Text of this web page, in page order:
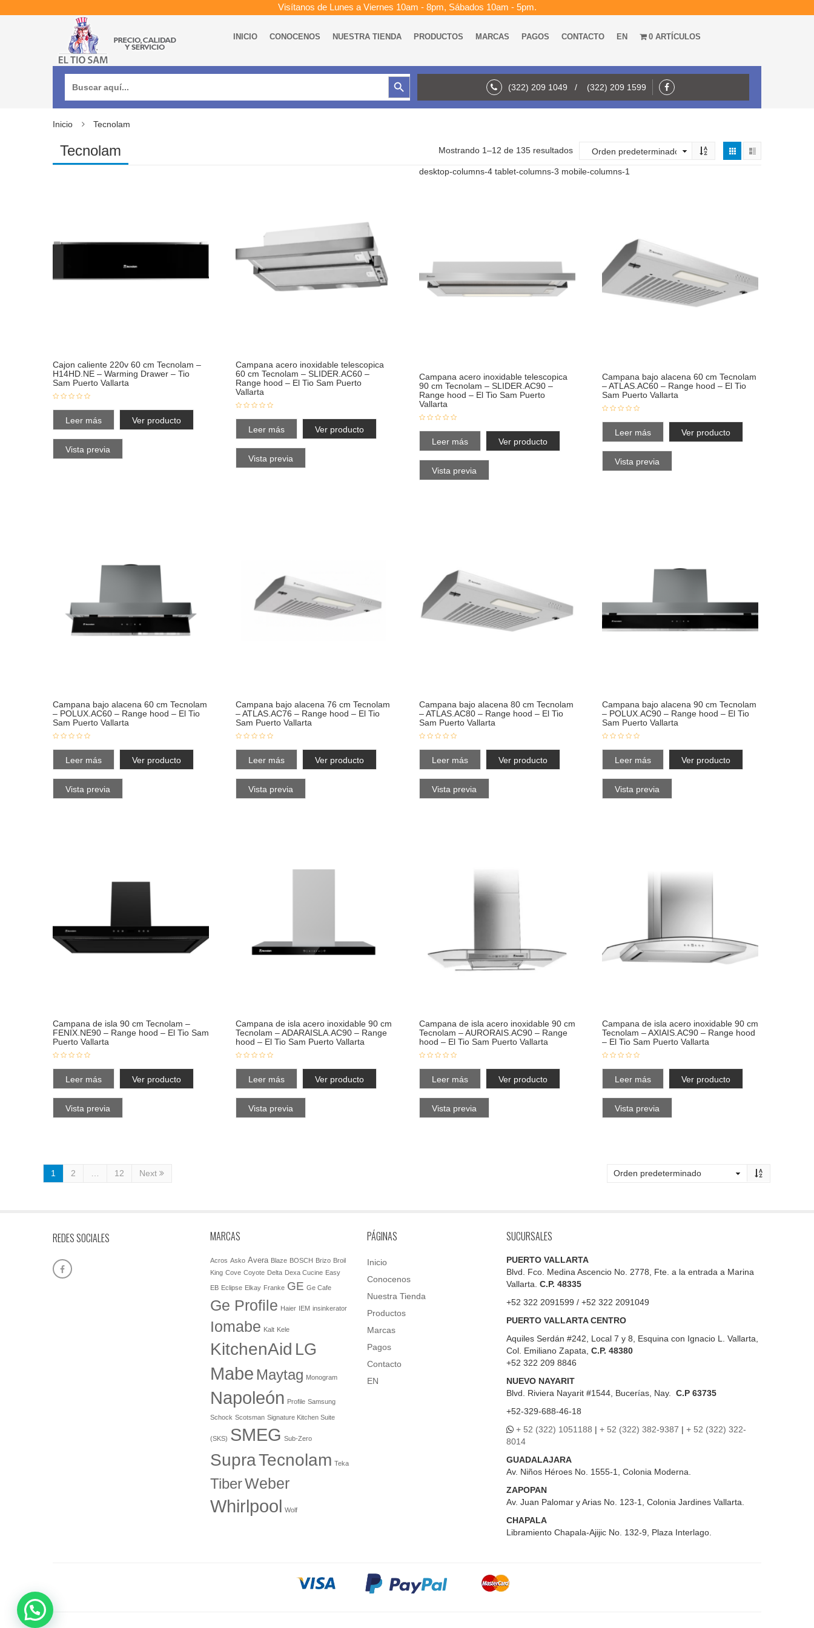
Visítanos de Lunes a Viernes 10am - 8pm, Sábados 10am - 5pm.
INICIO CONOCENOS NUESTRA TIENDA PRODUCTOS MARCAS PAGOS CONTACTO EN 0 ARTÍCULOS
Botón de búsqueda
(322) 209 1049 / (322) 209 1599
Inicio Tecnolam
Tecnolam Mostrando 1–12 de 135 resultados
desktop-columns-4 tablet-columns-3 mobile-columns-1
Cajon caliente 220v 60 cm Tecnolam –
H14HD.NE – Warming Drawer – Tio
Sam Puerto Vallarta
Leer más Ver producto
Vista previa
Campana acero inoxidable telescopica
60 cm Tecnolam – SLIDER.AC60 –
Range hood – El Tio Sam Puerto
Vallarta
Leer más Ver producto
Vista previa
Campana acero inoxidable telescopica
90 cm Tecnolam – SLIDER.AC90 –
Range hood – El Tio Sam Puerto
Vallarta
Leer más Ver producto
Vista previa
Campana bajo alacena 60 cm Tecnolam
– ATLAS.AC60 – Range hood – El Tio
Sam Puerto Vallarta
Leer más Ver producto
Vista previa
Campana bajo alacena 60 cm Tecnolam
– POLUX.AC60 – Range hood – El Tio
Sam Puerto Vallarta
Leer más Ver producto
Vista previa
Campana bajo alacena 76 cm Tecnolam
– ATLAS.AC76 – Range hood – El Tio
Sam Puerto Vallarta
Leer más Ver producto
Vista previa
Campana bajo alacena 80 cm Tecnolam
– ATLAS.AC80 – Range hood – El Tio
Sam Puerto Vallarta
Leer más Ver producto
Vista previa
Campana bajo alacena 90 cm Tecnolam
– POLUX.AC90 – Range hood – El Tio
Sam Puerto Vallarta
Leer más Ver producto
Vista previa
Campana de isla 90 cm Tecnolam –
FENIX.NE90 – Range hood – El Tio Sam
Puerto Vallarta
Leer más Ver producto
Vista previa
Campana de isla acero inoxidable 90 cm
Tecnolam – ADARAISLA.AC90 – Range
hood – El Tio Sam Puerto Vallarta
Leer más Ver producto
Vista previa
Campana de isla acero inoxidable 90 cm
Tecnolam – AURORAIS.AC90 – Range
hood – El Tio Sam Puerto Vallarta
Leer más Ver producto
Vista previa
Campana de isla acero inoxidable 90 cm
Tecnolam – AXIAIS.AC90 – Range hood
– El Tio Sam Puerto Vallarta
Leer más Ver producto
Vista previa
1 2 12 Next
REDES SOCIALES MARCAS
Acros Asko Avera Blaze BOSCH Brizo Broil
King Cove Coyote Delta Dexa Cucine Easy
EB Eclipse Elkay Franke GE Ge Cafe
Ge Profile Haier IEM insinkerator
Iomabe Kalt Kele
KitchenAid LG
Mabe Maytag Monogram
Napoleón Profile Samsung
Schock Scotsman Signature Kitchen Suite
(SKS) SMEG Sub-Zero
SupraTecnolam Teka
TiberWeber
Whirlpool Wolf
PÁGINAS
Inicio
Conocenos
Nuestra Tienda
Productos
Marcas
Pagos
Contacto
EN
SUCURSALES
PUERTO VALLARTA
Blvd. Fco. Medina Ascencio No. 2778, Fte. a la entrada a Marina
Vallarta. C.P. 48335
+52 322 2091599 / +52 322 2091049
PUERTO VALLARTA CENTRO
Aquiles Serdán #242, Local 7 y 8, Esquina con Ignacio L. Vallarta,
Col. Emiliano Zapata, C.P. 48380
+52 322 209 8846
NUEVO NAYARIT
Blvd.
Riviera Nayarit #1544, Bucerías, Nay. C.P 63735
+52-329-688-46-18
+ 52 (322) 1051188 | + 52 (322) 382-9387 | + 52 (322) 322-
8014
GUADALAJARA
Av. Niños Héroes No. 1555-1, Colonia Moderna.
ZAPOPAN
Av. Juan Palomar y Arias No. 123-1, Colonia Jardines Vallarta.
CHAPALA
Libramiento Chapala-Ajijic No. 132-9, Plaza Interlago.